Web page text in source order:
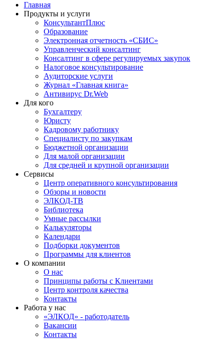
Главная
Продукты и услуги
КонсультантПлюс
Образование
Электронная отчетность «СБИС»
Управленческий консалтинг
Консалтинг в сфере регулируемых закупок
Налоговое консультирование
Аудиторские услуги
Журнал «Главная книга»
Антивирус Dr.Web
Для кого
Бухгалтеру
Юристу
Кадровому работнику
Специалисту по закупкам
Бюджетной организации
Для малой организации
Для средней и крупной организации
Сервисы
Центр оперативного консультирования
Обзоры и новости
ЭЛКОД-ТВ
Библиотека
Умные рассылки
Калькуляторы
Календари
Подборки документов
Программы для клиентов
О компании
О нас
Принципы работы с Клиентами
Центр контроля качества
Контакты
Работа у нас
«ЭЛКОД» - работодатель
Вакансии
Контакты